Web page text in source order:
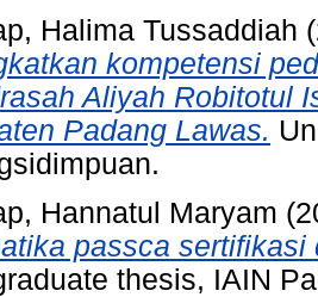
Halima Tussaddiah
kompetensi
Aliyah Robitotul
Padang Lawas.
Hannatul Maryam
passca
thesis, IAIN